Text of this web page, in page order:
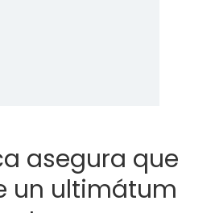
asegura que
un ultimátum